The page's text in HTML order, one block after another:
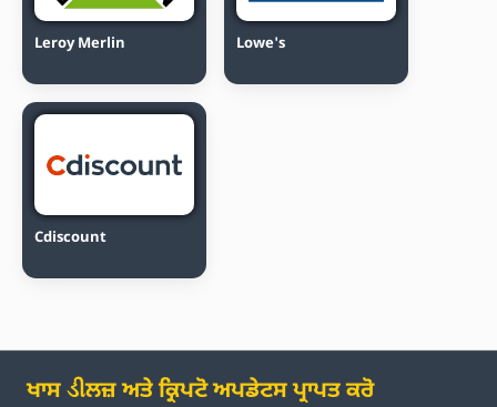
Leroy Merlin Lowe's
Cdiscount
ਖਾਸ ડીਲਜ਼ ਅਤੇ ਕ੍ਰਿਪਟੋ ਅਪਡੇਟਸ ਪ੍ਰਾਪਤ ਕਰੋ